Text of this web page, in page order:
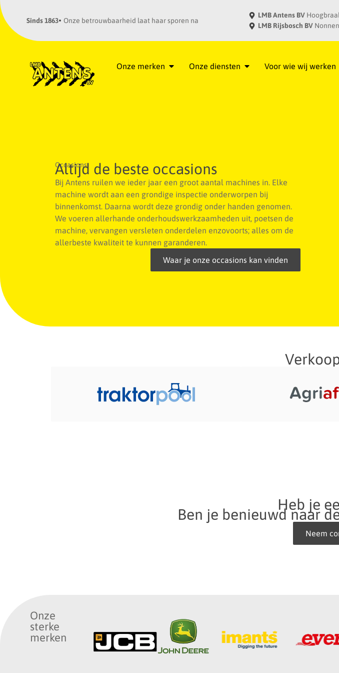
Sinds 1863 Onze betrouwbaarheid laat haar sporen na
LMB Antens BV
LMB Rijsbosch BV
Onze merken Onze diensten Voor wie wij werken
Occasions
Altijd de beste occasions
Bij Antens ruilen we ieder jaar een groot aantal machines in. Elke
machine wordt aan een grondige inspectie onderworpen bij
binnenkomst. Daarna wordt deze grondig onder handen genomen.
We voeren allerhande onderhoudswerkzaamheden uit, poetsen de
machine, vervangen versleten onderdelen enzovoorts; alles om de
allerbeste kwaliteit te kunnen garanderen.
Waar je onze occasions kan vinden
Heb je
Ben je benieuwd naar
Neem
Onze
sterke
merken